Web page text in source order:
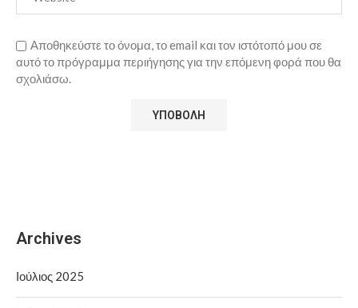
Αποθηκεύστε το όνομα, το email και τον ιστότοπό μου σε
αυτό το πρόγραμμα περιήγησης για την επόμενη φορά που θα
σχολιάσω.
Archives
Ιούλιος 2025